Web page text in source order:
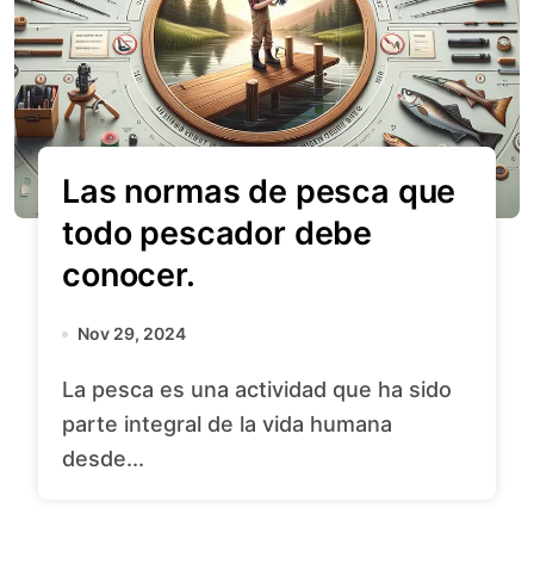
Las normas de pesca que
todo pescador debe
conocer.
Nov 29, 2024
La pesca es una actividad que ha sido
parte integral de la vida humana
desde...